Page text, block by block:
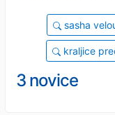
sasha
kraljice
3 novice